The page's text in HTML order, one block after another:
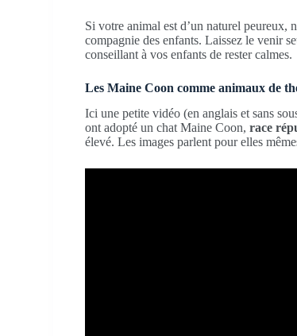
Si votre animal est d’un naturel peureux,
compagnie des enfants. Laissez le venir
conseillant à vos enfants de rester calmes.
Les Maine Coon comme animaux de
Ici une petite vidéo (en anglais et sans
ont adopté un chat Maine Coon,race
élevé. Les images parlent pour elles